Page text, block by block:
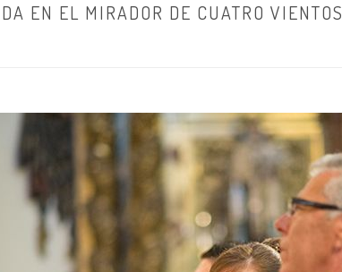
EN EL MIRADOR DE CUATRO VIENTOS